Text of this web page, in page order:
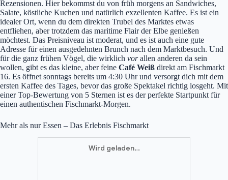
Rezensionen. Hier bekommst du von früh morgens an Sandwiches,
Salate, köstliche Kuchen und natürlich exzellenten Kaffee. Es ist ein
idealer Ort, wenn du dem direkten Trubel des Marktes etwas
entfliehen, aber trotzdem das maritime Flair der Elbe genießen
möchtest. Das Preisniveau ist moderat, und es ist auch eine gute
Adresse für einen ausgedehnten Brunch nach dem Marktbesuch. Und
für die ganz frühen Vögel, die wirklich vorallen anderen da sein
wollen, gibt es das kleine, aber feine Café Weiß direkt am Fischmarkt
16. Es öffnet sonntags bereits um 4:30 Uhr und versorgt dich mit dem
ersten Kaffee des Tages, bevor das große Spektakel richtig losgeht. Mit
einer Top-Bewertung von 5 Sternen ist es der perfekte Startpunkt für
einen authentischen Fischmarkt-Morgen.
Mehr als nur Essen – Das Erlebnis Fischmarkt